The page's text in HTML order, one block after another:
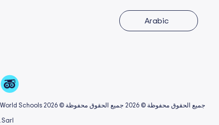
جميع الحقوق محفوظة © 2026 جميع الحقوق محفوظة © 2026 World Schools
Sarl.
Arabic